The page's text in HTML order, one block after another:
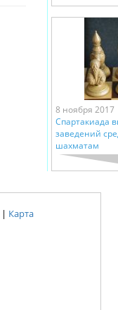
8 ноября 2017
Спартакиада
заведений
шахматам
| Карта